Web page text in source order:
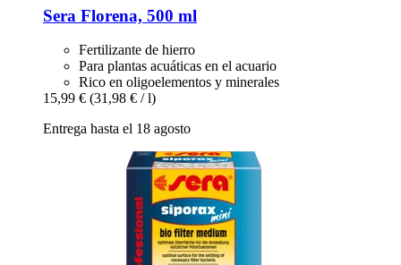
Sera Florena, 500 ml
Fertilizante de hierro
Para plantas acuáticas en el acuario
Rico en oligoelementos y minerales
15,99 € (31,98 € / l)
Entrega hasta el 18 agosto